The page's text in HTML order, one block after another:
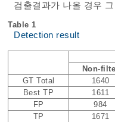
검출결과가 나올 경우
Table 1
Detection result
Non-
GT Total
1640
Best TP
1611
FP
984
TP
1671